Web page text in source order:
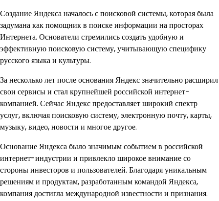
Создание Яндекса началось с поисковой системы, которая была
задумана как помощник в поиске информации на просторах
Интернета. Основатели стремились создать удобную и
эффективную поисковую систему, учитывающую специфику
русского языка и культуры.
За несколько лет после основания Яндекс значительно расширил
свои сервисы и стал крупнейшей российской интернет-
компанией. Сейчас Яндекс предоставляет широкий спектр
услуг, включая поисковую систему, электронную почту, карты,
музыку, видео, новости и многое другое.
Основание Яндекса было значимым событием в российской
интернет-индустрии и привлекло широкое внимание со
стороны инвесторов и пользователей. Благодаря уникальным
решениям и продуктам, разработанным командой Яндекса,
компания достигла международной известности и признания.